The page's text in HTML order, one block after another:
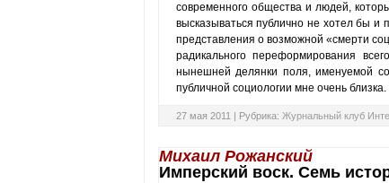
современного общества и людей,
высказываться публично не хотел бы и
представления о возможной «смерти
радикального переформирования
нынешней делянки поля, именуемой
публичной социологии мне очень
27 мая 2011 | Рубрика: Журнальный клуб
Михаил Рожанский
Имперский воск. Семь